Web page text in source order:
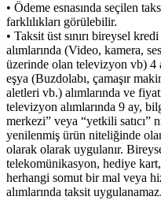
• Ödeme esnasında seçilen
farklılıkları görülebilir.
• Taksit üst sınırı bireysel
alımlarında (Video, kamera,
üzerinde olan televizyon vb) 4
eşya (Buzdolabı, çamaşır
aletleri vb.) alımlarında ve
televizyon alımlarında 9 ay,
merkezi” veya “yetkili satıcı”
yenilenmiş ürün niteliğinde
olarak olarak uygulanır.
telekomünikasyon, hediye
herhangi somut bir mal veya
alımlarında taksit uygulanamaz.